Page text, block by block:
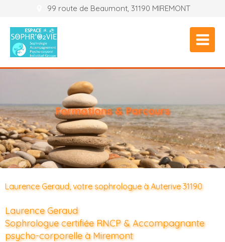
99 route de Beaumont, 31190 MIREMONT
Formations & Parcours
Laurence Geraud, votre sophrologue à Auterive 31190
Laurence Geraud
Sophrologue certifiée RNCP & Accompagnante
psycho-corporelle à Miremont